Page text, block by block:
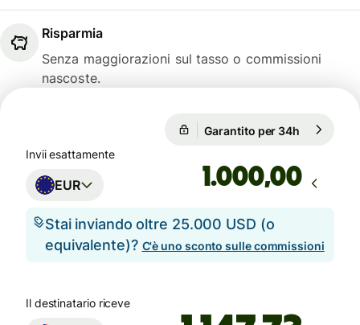
Risparmia
Senza maggiorazioni sul tasso o commissioni
nascoste.
Garantito per 34h
Invii esattamente
EUR ,00
Stai inviando oltre 25.000 USD (o
equivalente)? C'è uno sconto sulle commissioni
Il destinatario riceve